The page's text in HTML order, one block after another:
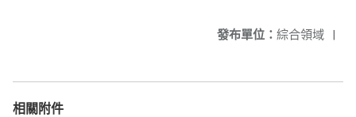
發布單位： 綜合領域 |
相關附件